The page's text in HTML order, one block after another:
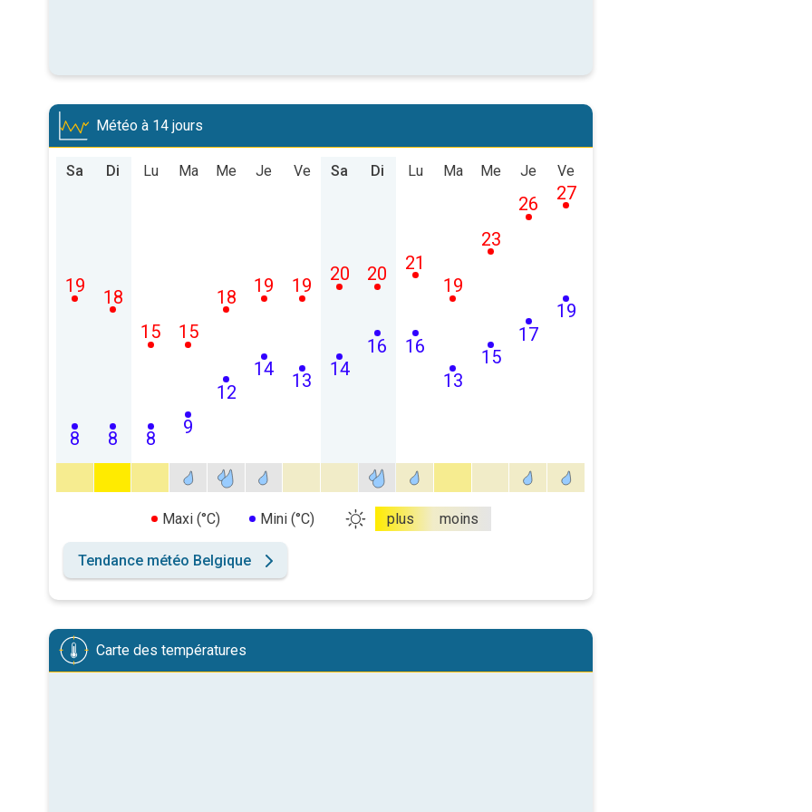
Météo à 14 jours
Sa
8
19
Di
8
18
Lu
8
15
Ma
9
15
Me
12
18
Je
14
19
Ve
13
19
Sa
14
20
Di
16
20
Lu
16
21
Ma
13
19
Me
15
23
Je
17
26
Ve
19
27
Maxi (°C) Mini (°C) plus moins
Tendance météo Belgique
Carte des températures